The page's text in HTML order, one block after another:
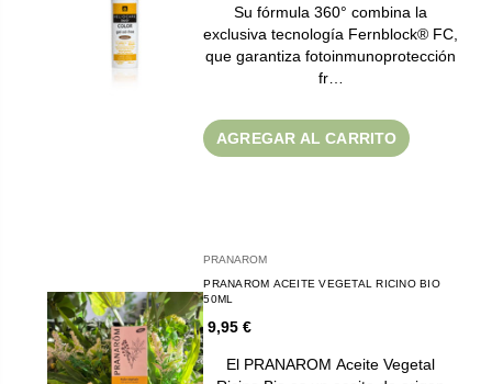
Su fórmula 360° combina la
exclusiva tecnología Fernblock® FC,
que garantiza fotoinmunoprotección
fr…
AGREGAR AL CARRITO
PRANAROM
PRANAROM ACEITE VEGETAL RICINO BIO
50ML
9,95 €
El PRANAROM Aceite Vegetal